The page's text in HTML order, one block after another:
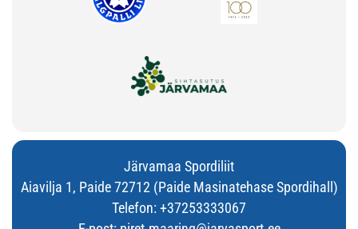
Järvamaa Spordiliit
Aiavilja 1, Paide 72712 (Paide Masinatehase Spordihall)
Telefon: +37253333067